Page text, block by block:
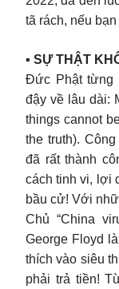
tã rách, nếu
▪︎ SỰ THẬT
Đức Phật từng
đậy về lâu dài:
things cannot
the truth).
đã rất thành
cách tinh vi, lợi
bầu cử! Với
Chủ “China
George Floyd
thích vào siêu
phải trả tiền!